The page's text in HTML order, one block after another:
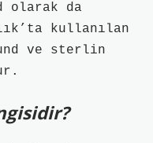
da
kullanılan
ve sterlin